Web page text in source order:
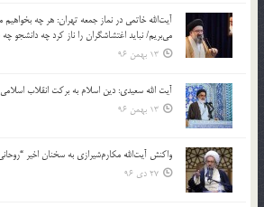
آیت‌الله خاتمی در نماز جمعه تهران: هر چه
می‌بریم/ نباید اغتشاشگران را ناز کرد چه دانشجو چه
13 بهمن 96
آیت الله سعیدی: دین اسلام به برکت انقلاب
13 بهمن 96
واکنش آیت‌الله مکارم‌شیرازی به سخنان اخیر
27 دی 96